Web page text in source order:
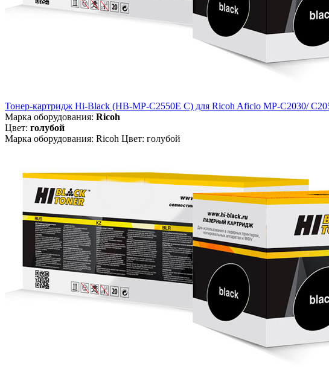
Тонер-картридж Hi-Black (HB-MP-C2550E C) для Ricoh Aficio MP-C2030/
Марка оборудования: Ricoh
Цвет: голубой
Марка оборудования: Ricoh Цвет: голубой